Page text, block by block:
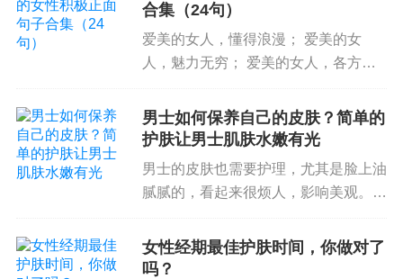
合集（24句）
爱美的女人，懂得浪漫； 爱美的女
人，魅力无穷； 爱美的女人，各方面
吗？ 小编经过搜索整理，为热爱美
容、护肤的女性奉上一组积极向上的句
对您有所帮助。1、女人聚...
男士如何保养自己的皮肤？简单的
护肤让男士肌肤水嫩有光
男士的皮肤也需要护理，尤其是脸上油
腻腻的，看起来很烦人，影响美观。
那么我们应该如何护理我们的皮肤呢？
咱们来说说吧，往下看。男人如何保养
女性经期最佳护肤时间，你做对了
吗？